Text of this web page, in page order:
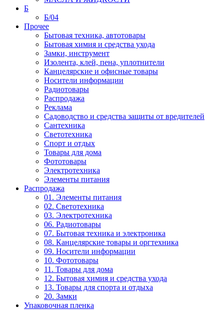
Б
Б/04
Прочее
Бытовая техника, автотовары
Бытовая химия и средства ухода
Замки, инструмент
Изолента, клей, пена, уплотнители
Канцелярские и офисные товары
Носители информации
Радиотовары
Распродажа
Реклама
Садоводство и средства защиты от вредителей
Сантехника
Светотехника
Спорт и отдых
Товары для дома
Фототовары
Электротехника
Элементы питания
Распродажа
01. Элементы питания
02. Светотехника
03. Электротехника
06. Радиотовары
07. Бытовая техника и электроника
08. Канцелярские товары и оргтехника
09. Носители информации
10. Фототовары
11. Товары для дома
12. Бытовая химия и средства ухода
13. Товары для спорта и отдыха
20. Замки
Упаковочная пленка